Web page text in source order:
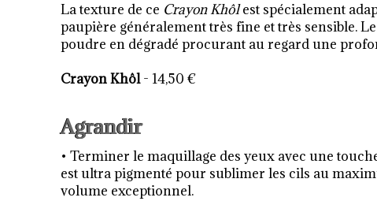
La texture de ce Crayon Khôlest spécialement
paupière généralement très fine et très sensible.
poudre en dégradé procurant au regard une
Crayon Khôl- 14,50 €
Agrandir
• Terminer le maquillage des yeux avec une
est ultra pigmenté pour sublimer les cils au
volume exceptionnel.